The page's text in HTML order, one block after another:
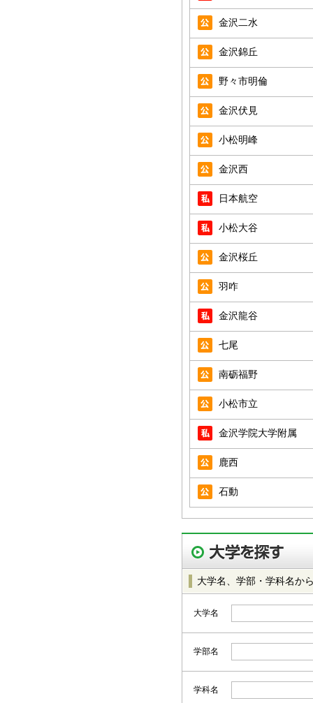
金沢二水
金沢錦丘
野々市明倫
金沢伏見
小松明峰
金沢西
日本航空
小松大谷
金沢桜丘
羽咋
金沢龍谷
七尾
南砺福野
小松市立
金沢学院大学附属
鹿西
石動
大学名、学部・学科名か
大学名
学部名
学科名